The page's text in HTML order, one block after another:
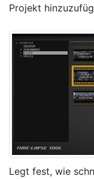
Projekt
Legt fest, wie